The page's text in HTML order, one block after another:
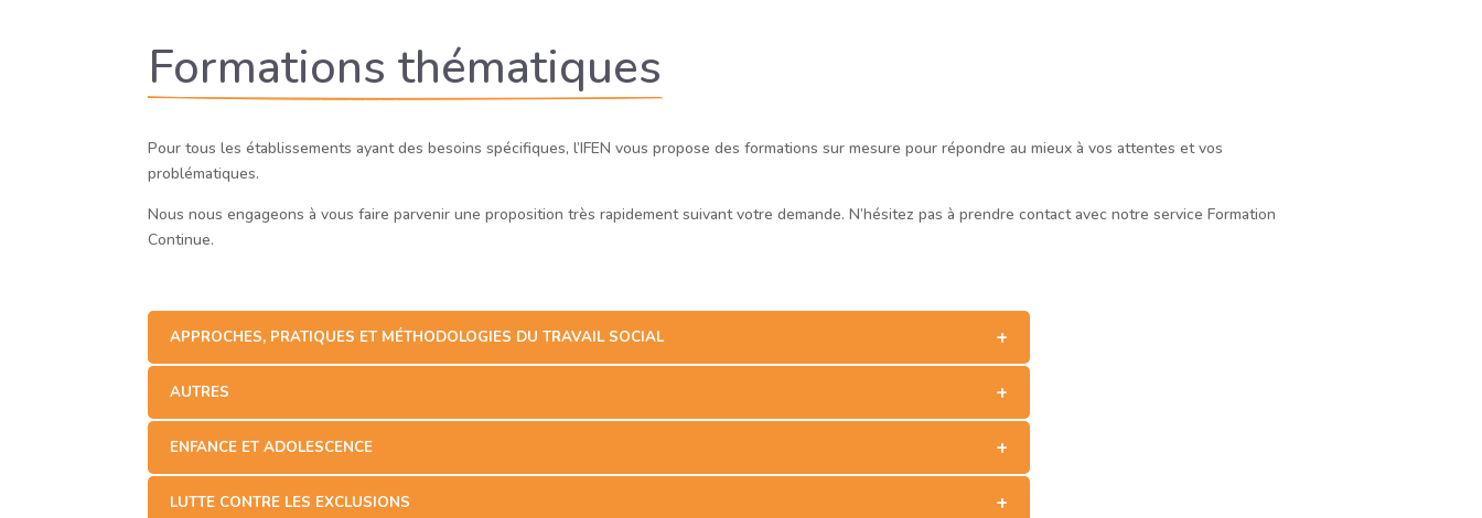
Formations thématiques
Pour tous les établissements ayant des besoins spécifiques, l’IFEN vous propose des formations sur mesure pour répondre au mieux à vos attentes et vos
problématiques.
Nous nous engageons à vous faire parvenir une proposition très rapidement suivant votre demande. N’hésitez pas à prendre contact avec notre service Formation
Continue.
APPROCHES, PRATIQUES ET MÉTHODOLOGIES DU TRAVAIL SOCIAL +
AUTRES +
ENFANCE ET ADOLESCENCE +
LUTTE CONTRE LES EXCLUSIONS +